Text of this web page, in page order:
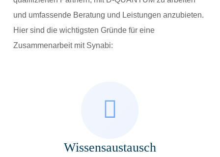
und umfassende Beratung und Leistungen anzubieten.
Hier sind die wichtigsten Gründe für eine
Zusammenarbeit mit Synabi:
Wissensaustausch